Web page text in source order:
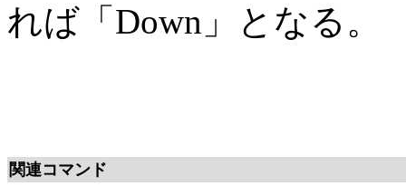
れば「Down」となる。
関連コマンド